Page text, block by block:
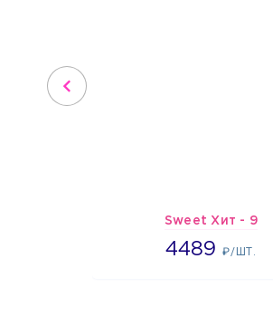
Sweet Хит - 9
4489₽/ШТ.
4489